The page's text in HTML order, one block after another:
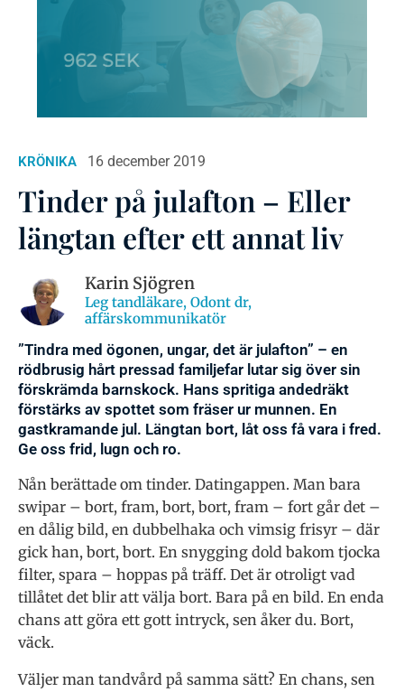
KRÖNIKA 16 december 2019
Tinder på julafton – Eller
längtan efter ett annat liv
Karin Sjögren
Leg tandläkare, Odont dr,
affärskommunikatör
”Tindra med ögonen, ungar, det är julafton” – en
rödbrusig hårt pressad familjefar lutar sig över sin
förskrämda barnskock. Hans spritiga andedräkt
förstärks av spottet som fräser ur munnen. En
gastkramande jul. Längtan bort, låt oss få vara i fred.
Ge oss frid, lugn och ro.
Nån berättade om tinder. Datingappen. Man bara
swipar – bort, fram, bort, bort, fram – fort går det –
en dålig bild, en dubbelhaka och vimsig frisyr – där
gick han, bort, bort. En snygging dold bakom tjocka
filter, spara – hoppas på träff. Det är otroligt vad
tillåtet det blir att välja bort. Bara på en bild. En enda
chans att göra ett gott intryck, sen åker du. Bort,
väck.
Väljer man tandvård på samma sätt? En chans, sen